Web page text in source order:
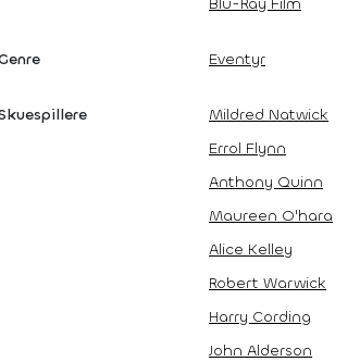
Eventyr
Mildred Natwick
Errol Flynn
Anthony Quinn
Maureen O'hara
Alice Kelley
Robert Warwick
Harry Cording
John Alderson